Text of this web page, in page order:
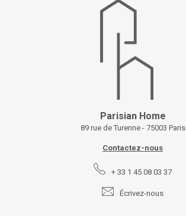
Parisian Home
89 rue de Turenne - 75003 Paris
Contactez-nous
+ 33 1 45 08 03 37
Écrivez-nous